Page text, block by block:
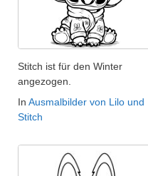
Stitch ist für den Winter
angezogen.
In Ausmalbilder von Lilo und
Stitch